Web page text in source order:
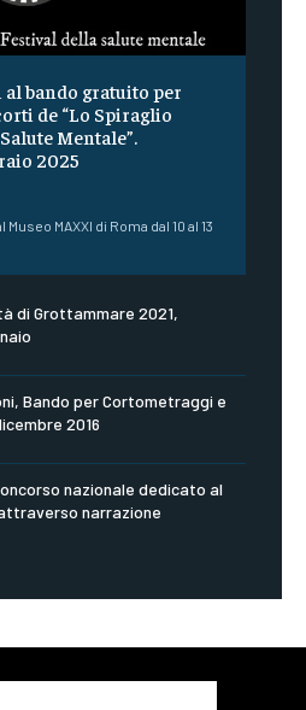
bando gratuito per
de “Lo Spiraglio
Mentale”.
2025
MAXXI di Roma dal 10 al 13
di Grottammare 2021,
Bando per Cortometraggi e
2016
nazionale dedicato al
narrazione